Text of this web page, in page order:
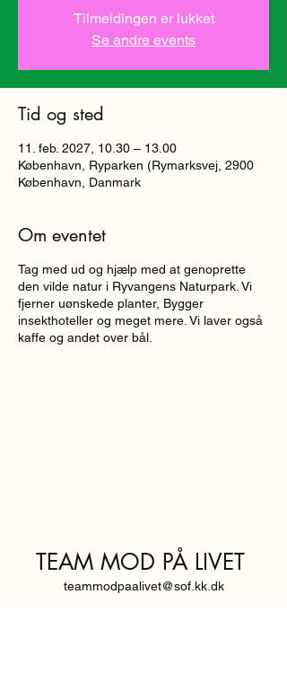
Tilmeldingen er lukket
Se andre events
Tid og sted
11. feb. 2027, 10.30 – 13.00
København, Ryparken (Rymarksvej, 2900
København, Danmark
Om eventet
Tag med ud og hjælp med at genoprette
den vilde natur i Ryvangens Naturpark. Vi
fjerner uønskede planter, Bygger
insekthoteller og meget mere. Vi laver også
kaffe og andet over bål.
TEAM MOD PÅ LIVET
teammodpaalivet@sof.kk.dk